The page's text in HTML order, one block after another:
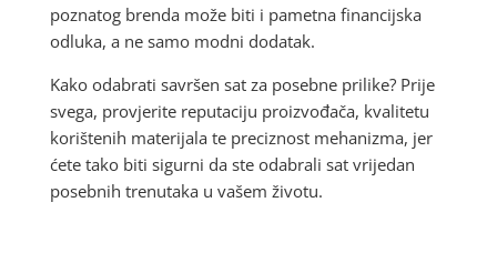
poznatog brenda može biti i pametna financijska
odluka, a ne samo modni dodatak.
Kako odabrati savršen sat za posebne prilike? Prije
svega, provjerite reputaciju proizvođača, kvalitetu
korištenih materijala te preciznost mehanizma, jer
ćete tako biti sigurni da ste odabrali sat vrijedan
posebnih trenutaka u vašem životu.